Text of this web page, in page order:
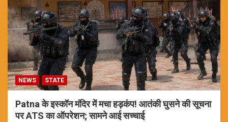
NEWS STATE
Patna के इस्कॉन मंदिर में मचा हड़कंप! आतंकी घुसने की सूचना
पर ATS का ऑपरेशन; सामने आई सच्चाई